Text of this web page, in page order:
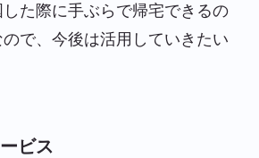
た際に手ぶらで帰宅できるの
で、今後は活用していきたい
ビス